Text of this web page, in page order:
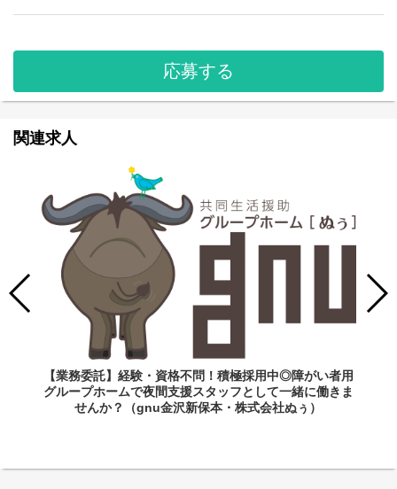
応募する
関連求人
【業務委託】経験・資格不問！積極採用中◎障がい者用
グループホームで夜間支援スタッフとして一緒に働きま
せんか？（gnu金沢新保本・株式会社ぬぅ）